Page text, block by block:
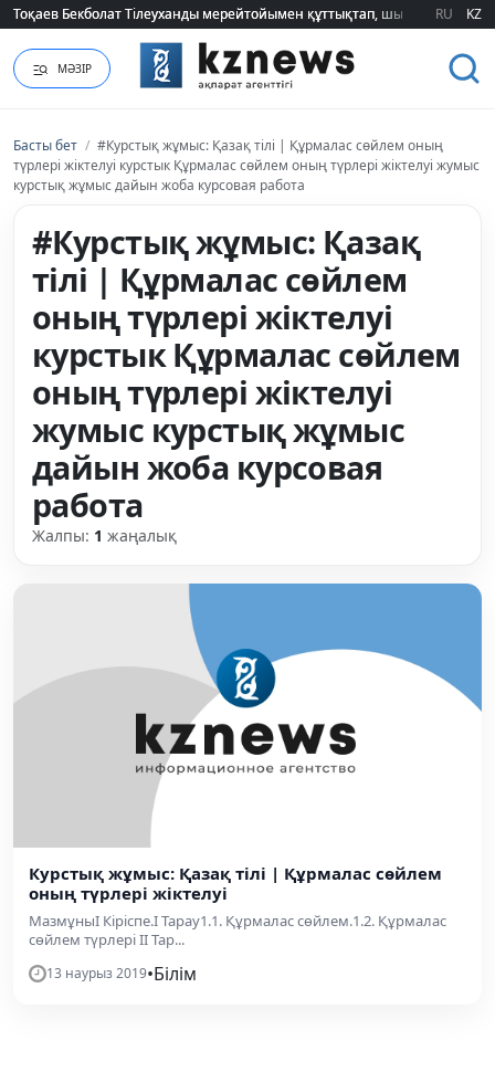
Тоқаев Бекболат Тілеуханды мерейтойымен құттықтап, шығармашылық
Тоқаев Бекболат Тілеуханды мерейтойымен құттықтап, шығармашылық
RU KZ
МӘЗІР
Басты бет / #Курстық жұмыс: Қазақ тілі | Құрмалас сөйлем оның
түрлері жіктелуі курстык Құрмалас сөйлем оның түрлері жіктелуі жумыс
курстық жұмыс дайын жоба курсовая работа
#Курстық жұмыс: Қазақ
тілі | Құрмалас сөйлем
оның түрлері жіктелуі
курстык Құрмалас сөйлем
оның түрлері жіктелуі
жумыс курстық жұмыс
дайын жоба курсовая
работа
Жалпы: 1 жаңалық
Курстық жұмыс: Қазақ тілі | Құрмалас сөйлем
оның түрлері жіктелуі
МазмұныІ Кіріспе.І Тарау1.1. Құрмалас сөйлем.1.2. Құрмалас
сөйлем түрлері ІІ Тар...
13 наурыз 2019•Білім